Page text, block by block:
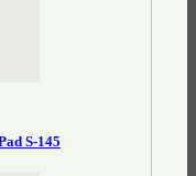
S-145